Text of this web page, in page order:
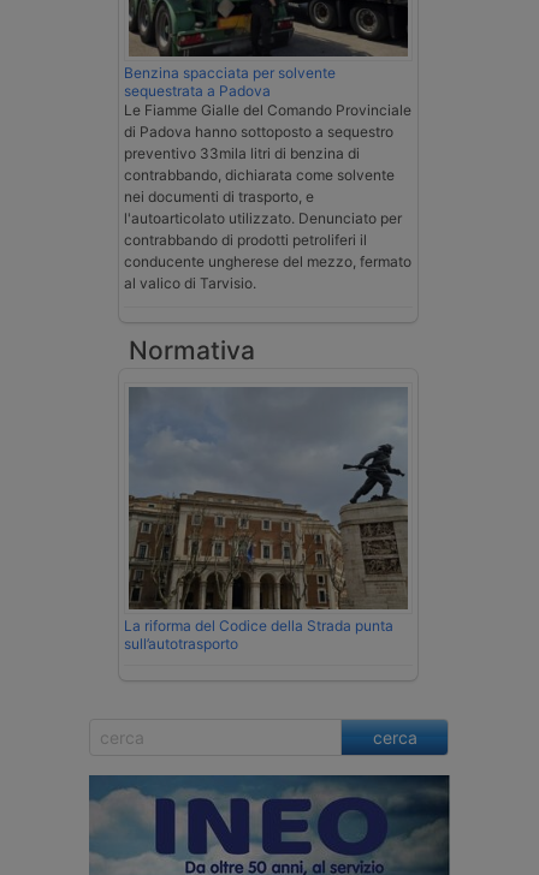
Benzina spacciata per solvente
sequestrata a Padova
Le Fiamme Gialle del Comando Provinciale
di Padova hanno sottoposto a sequestro
preventivo 33mila litri di benzina di
contrabbando, dichiarata come solvente
nei documenti di trasporto, e
l'autoarticolato utilizzato. Denunciato per
contrabbando di prodotti petroliferi il
conducente ungherese del mezzo, fermato
al valico di Tarvisio.
Normativa
La riforma del Codice della Strada punta
sull’autotrasporto
cerca